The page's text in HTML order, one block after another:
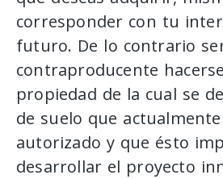
corresponder con tu
futuro. De lo contrario
contraproducente
propiedad de la cual se
de suelo que
autorizado y que ésto
desarrollar el proyecto